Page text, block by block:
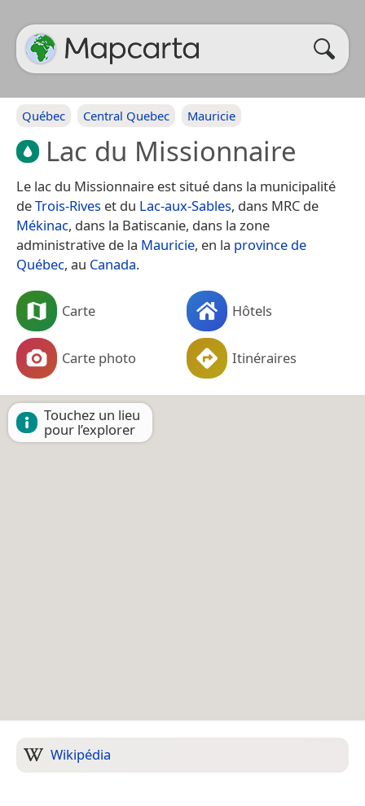
Québec Central Quebec Mauricie
Lac du Missionnaire
Le lac du Missionnaire est situé dans la municipalité
deTrois-Rives et du Lac-aux-Sables, dans MRC de
Mékinac, dans la Batiscanie, dans la zone
administrative de la Mauricie, en la province de
Québec, au Canada.
Carte Hôtels
Carte photo Itinéraires
Touchez un lieu
pour l’explorer
Wikipédia